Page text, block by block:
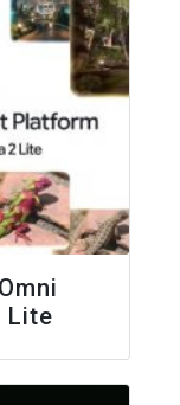
Lite